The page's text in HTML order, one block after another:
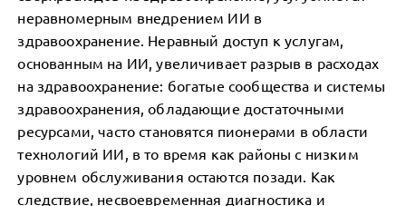
неравномерным внедрением ИИ в
здравоохранение. Неравный доступ к услугам,
основанным на ИИ, увеличивает разрыв в расходах
на здравоохранение: богатые сообщества и системы
здравоохранения, обладающие достаточными
ресурсами, часто становятся пионерами в области
технологий ИИ, в то время как районы с низким
уровнем обслуживания остаются позади. Как
следствие, несвоевременная диагностика и